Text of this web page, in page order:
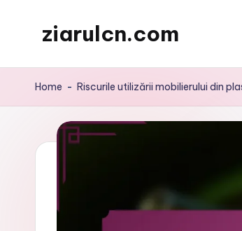
ziarulcn.com
Home - Riscurile utilizării mobilierului din